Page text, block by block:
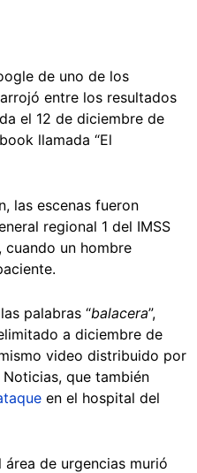
de uno de los
entre los resultados
el 12 de diciembre de
llamada “El
las escenas fueron
regional 1 del IMSS
cuando un hombre
palabras “balacera”,
a diciembre de
video distribuido por
que también
en el hospital del
de urgencias murió